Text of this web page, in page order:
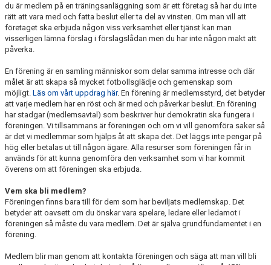
du är medlem på en träningsanläggning som är ett företag så har du inte
rätt att vara med och fatta beslut eller ta del av vinsten. Om man vill att
företaget ska erbjuda någon viss verksamhet eller tjänst kan man
visserligen lämna förslag i förslagslådan men du har inte någon makt att
påverka.
En förening är en samling människor som delar samma intresse och där
målet är att skapa så mycket fotbollsglädje och gemenskap som
möjligt. Läs om vårt uppdrag här. En förening är medlemsstyrd, det betyder
att varje medlem har en röst och är med och påverkar beslut. En förening
har stadgar (medlemsavtal) som beskriver hur demokratin ska fungera i
föreningen. Vi tillsammans är föreningen och om vi vill genomföra saker så
är det vi medlemmar som hjälps åt att skapa det. Det läggs inte pengar på
hög eller betalas ut till någon ägare. Alla resurser som föreningen får in
används för att kunna genomföra den verksamhet som vi har kommit
överens om att föreningen ska erbjuda.
Vem ska bli medlem?
Föreningen finns bara till för dem som har beviljats medlemskap. Det
betyder att oavsett om du önskar vara spelare, ledare eller ledamot i
föreningen så måste du vara medlem. Det är själva grundfundamentet i en
förening.
Medlem blir man genom att kontakta föreningen och säga att man vill bli